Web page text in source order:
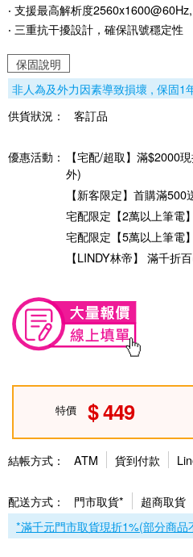
‧ 支援最高解析度
‧ 三重抗干擾設計，確保訊號穩定性
保固說明
非人為及外力因素導致損壞 , 保固1
供貨狀況：
客訂品
優惠活動：
【宅配/超取】滿$2000
外)
【新客限定】首購滿
宅配限定【2萬以上筆電
宅配限定【5萬以上筆電
【LINDY林帝】 滿千折
特價 449
結帳方式： ATM 貨到付款
配送方式： 門市取貨* 超商取貨
*滿千元門市取貨現折1%(部分商品